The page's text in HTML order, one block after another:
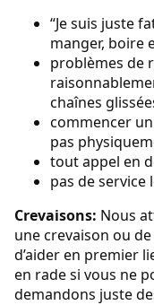
“Je suis juste
manger, boire
problèmes de
chaînes
commencer
pas
tout appel en
pas de service
Crevaisons: Nous
une crevaison ou
d’aider en premier
en rade si vous ne
demandons juste